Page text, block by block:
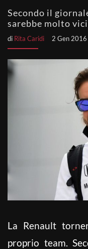
Secondo il
sarebbe molto
di Rita Caridi 2 Gen
La Renault
proprio team.